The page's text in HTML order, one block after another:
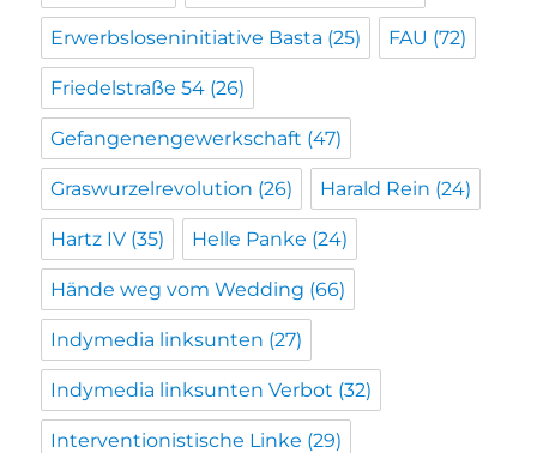
Erwerbsloseninitiative Basta (25) FAU (72)
Friedelstraße 54 (26)
Gefangenengewerkschaft (47)
Graswurzelrevolution (26) Harald Rein (24)
Hartz IV (35) Helle Panke (24)
Hände weg vom Wedding (66)
Indymedia linksunten (27)
Indymedia linksunten Verbot (32)
Interventionistische Linke (29)